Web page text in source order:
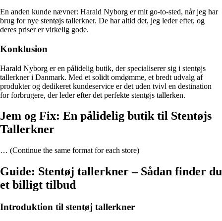
En anden kunde nævner: Harald Nyborg er mit go-to-sted, når jeg har
brug for nye stentøjs tallerkner. De har altid det, jeg leder efter, og
deres priser er virkelig gode.
Konklusion
Harald Nyborg er en pålidelig butik, der specialiserer sig i stentøjs
tallerkner i Danmark. Med et solidt omdømme, et bredt udvalg af
produkter og dedikeret kundeservice er det uden tvivl en destination
for forbrugere, der leder efter det perfekte stentøjs tallerken.
Jem og Fix: En pålidelig butik til Stentøjs
Tallerkner
… (Continue the same format for each store)
Guide: Stentøj tallerkner – Sådan finder du
et billigt tilbud
Introduktion til stentøj tallerkner